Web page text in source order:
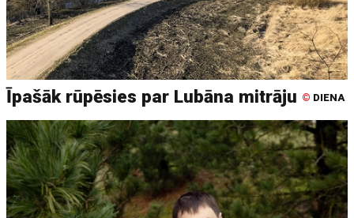
Īpašāk rūpēsies par Lubāna mitrāju © DIENA